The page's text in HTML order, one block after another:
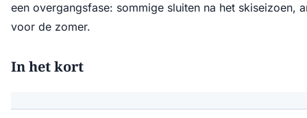
een overgangsfase: sommige sluiten na het skiseizoen,
voor de zomer.
In het kort